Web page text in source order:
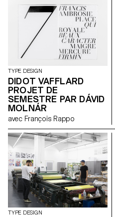
TYPE DESIGN
DIDOT VAFFLARD
PROJET DE
SEMESTRE PAR DÁVID
MOLNÁR
avec François Rappo
TYPE DESIGN